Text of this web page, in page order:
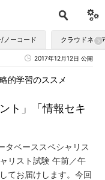
/ノーコード クラウドネイ
2017年12月12日 公開
ト」「情報セキ
的学習のススメ
タベーススペシャリス
リスト試験 午前／午
てお届けします。今回